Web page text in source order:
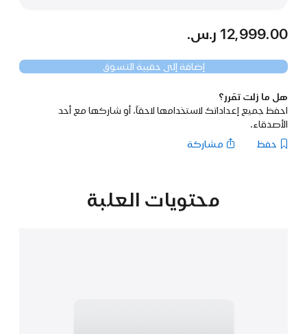
12,999.00 ر.س.‏
إضافة إلى حقيبة التسوق
هل ما زلت تقرر؟
احفظ جميع إعداداتك لاستخدامها لاحقاً، أو شاركها مع أحد
الأصدقاء.
حفظ
مشاركة
محتويات العلبة